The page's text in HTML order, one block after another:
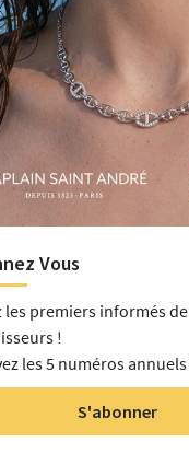
Vous
les premiers informés
!
les 5 numéros
S'abonner